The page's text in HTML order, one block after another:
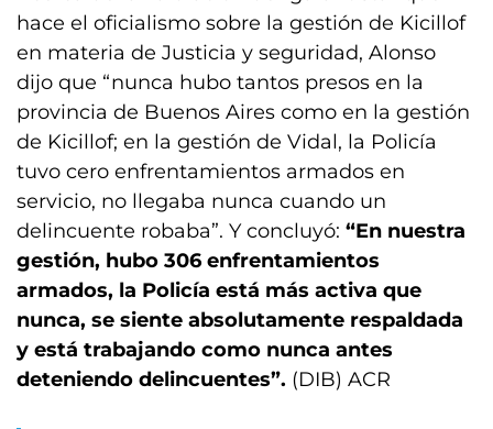
hace el oficialismo sobre la gestión de Kicillof
en materia de Justicia y seguridad, Alonso
dijo que “nunca hubo tantos presos en la
provincia de Buenos Aires como en la gestión
de Kicillof; en la gestión de Vidal, la Policía
tuvo cero enfrentamientos armados en
servicio, no llegaba nunca cuando un
delincuente robaba”. Y concluyó: “En nuestra
gestión, hubo 306 enfrentamientos
armados, la Policía está más activa que
nunca, se siente absolutamente respaldada
y está trabajando como nunca antes
deteniendo delincuentes”. (DIB) ACR